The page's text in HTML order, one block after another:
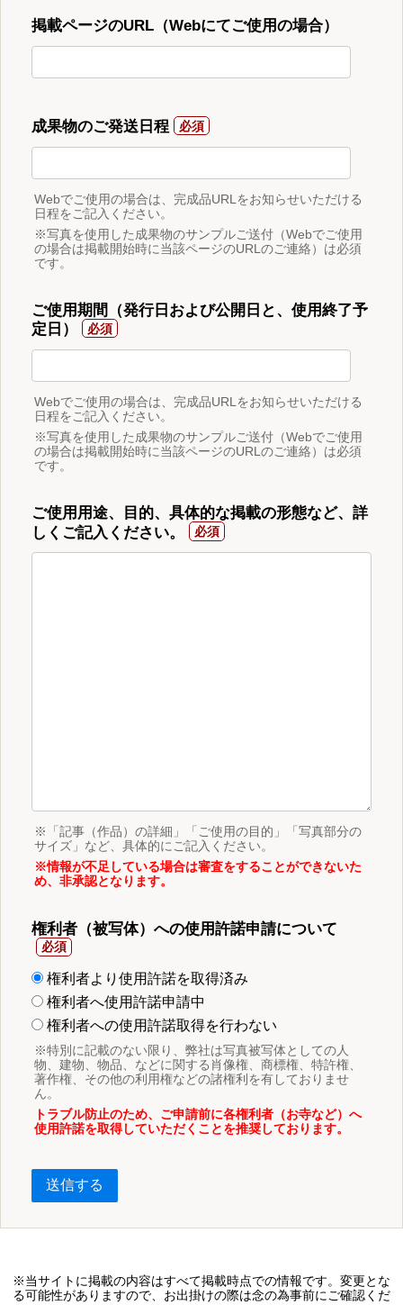
掲載ページのURL（Webにてご使用の場合）
成果物のご発送日程
Webでご使用の場合は、完成品URLをお知らせいただける
日程をご記入ください。
※写真を使用した成果物のサンプルご送付（Webでご使用
の場合は掲載開始時に当該ページのURLのご連絡）は必須
です。
ご使用期間（発行日および公開日と、使用終了予
定日）
Webでご使用の場合は、完成品URLをお知らせいただける
日程をご記入ください。
※写真を使用した成果物のサンプルご送付（Webでご使用
の場合は掲載開始時に当該ページのURLのご連絡）は必須
です。
ご使用用途、目的、具体的な掲載の形態など、詳
しくご記入ください。
※「記事（作品）の詳細」「ご使用の目的」「写真部分の
サイズ」など、具体的にご記入ください。
※情報が不足している場合は審査をすることができないた
め、非承認となります。
権利者（被写体）への使用許諾申請について
権利者より使用許諾を取得済み
権利者へ使用許諾申請中
権利者への使用許諾取得を行わない
※特別に記載のない限り、弊社は写真被写体としての人
物、建物、物品、などに関する肖像権、商標権、特許権、
著作権、その他の利用権などの諸権利を有しておりませ
ん。
トラブル防止のため、ご申請前に各権利者（お寺など）へ
使用許諾を取得していただくことを推奨しております。
送信する
※当サイトに掲載の内容はすべて掲載時点での情報です。変更とな
る可能性がありますので、お出掛けの際は念の為事前にご確認くだ